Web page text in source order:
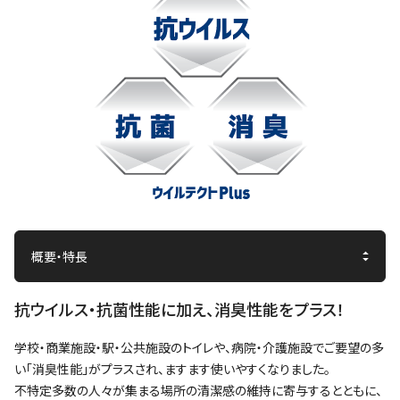
抗ウイルス・抗菌性能に加え、消臭性能をプラス！
学校・商業施設・駅・公共施設のトイレや、病院・介護施設でご要望の多
い「消臭性能」がプラスされ、ますます使いやすくなりました。
不特定多数の人々が集まる場所の清潔感の維持に寄与するとともに、